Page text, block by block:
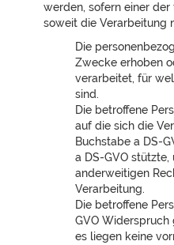
werden, sofern einer
soweit die Verarbeitung
Die
Zwecke erhoben
verarbeitet, für
sind.
Die betroffene
auf die sich die
Buchstabe a DS-
a DS-GVO
anderweitigen
Verarbeitung.
Die betroffene
GVO Widerspruch
es liegen keine